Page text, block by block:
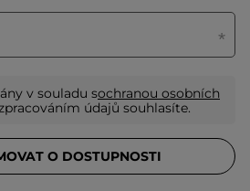
v souladu sochranou osobních
údajů souhlasíte.
O DOSTUPNOSTI